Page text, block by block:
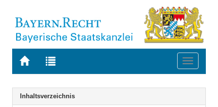
Zur
BAYERN.RECHT
Zur
letzten
Suche
Toggle
Navigation
Inhaltsverzeichnis